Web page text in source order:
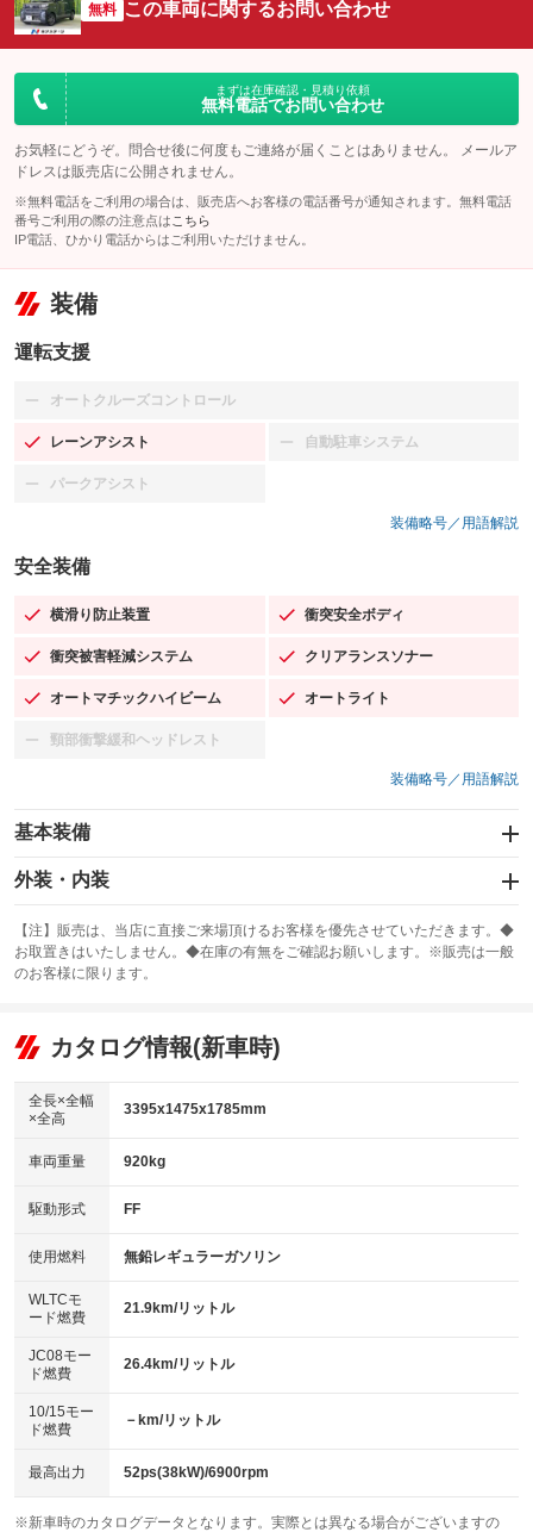
無料 この車両に関するお問い合わせ
まずは在庫確認・見積り依頼
無料電話でお問い合わせ
お気軽にどうぞ。問合せ後に何度もご連絡が届くことはありません。 メールア
ドレスは販売店に公開されません。
※無料電話をご利用の場合は、販売店へお客様の電話番号が通知されます。無料電話
番号ご利用の際の注意点は こちら
IP電話、ひかり電話からはご利用いただけません。
装備
運転支援
オートクルーズコントロール
：装備なし
レーンアシスト
：装備あり 自動駐車システム
：装備なし
パークアシスト
：装備なし
装備略号／用語解説
安全装備
横滑り防止装置
：装備あり 衝突安全ボディ
：装備あり
衝突被害軽減システム
：装備あり クリアランスソナー
：装備あり
オートマチックハイビーム
：装備あり オートライト
：装備あり
頸部衝撃緩和ヘッドレスト
：装備なし
装備略号／用語解説
基本装備
エアバッグ：運転席/助手席/サイド
：装備あり
：装備あり
サンルーフ
：装備なし ABS
リフトアップ
：装備なし
：装備なし
パワーウィンドウ
アイドリングストップ
：装備あり
USB入力端子
：装備なし
100V電源
：装備なし
センターデフロック
：装備なし
電動格納ミラー
：装備あり
外装・内装
カーナビ：メモリーナビ他
：装備あり
TV：ワンセグ
：装備あり
ビジュアル：-／DVD再生
：装備あり
アルミホイール：14インチ
：装備あり
HID(キセノンライト)
バックカメラ
エアロ
：装備なし
ローダウン
：装備なし
ベンチシート
：装備なし
チップアップシート
：装備なし
電動格納サードシート
：装備なし シートヒーター
：装備あり
【注】販売は、当店に直接ご来場頂けるお客様を優先させていただきます。◆
お取置きはいたしません。◆在庫の有無をご確認お願いします。※販売は一般
のお客様に限ります。
カタログ情報(新車時)
全長×全幅
×全高
3395x1475x1785mm
車両重量 920kg
駆動形式 FF
使用燃料 無鉛レギュラーガソリン
WLTCモ
ード燃費
21.9km/リットル
JC08モー
ド燃費
26.4km/リットル
10/15モー
ド燃費
－km/リットル
最高出力 52ps(38kW)/6900rpm
※新車時のカタログデータとなります。実際とは異なる場合がございますの